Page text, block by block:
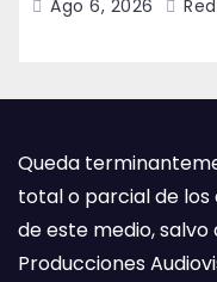
Ago 6, 2026
Queda
total o parcial de
de este medio,
Producciones